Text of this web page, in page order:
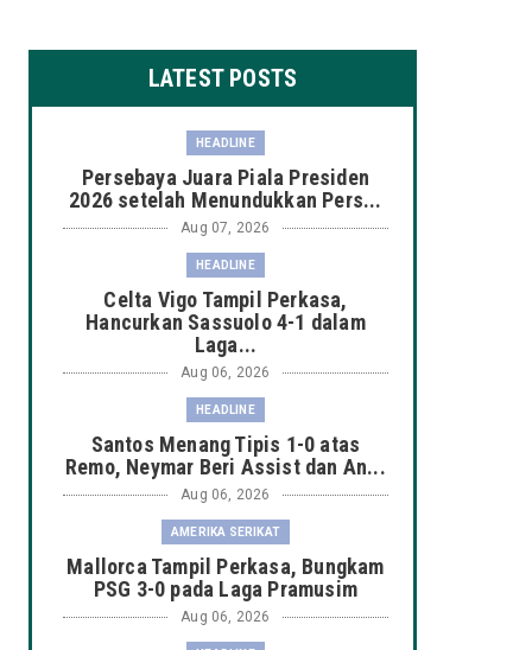
LATEST POSTS
HEADLINE
Persebaya Juara Piala Presiden
2026 setelah Menundukkan Pers...
Aug 07, 2026
HEADLINE
Celta Vigo Tampil Perkasa,
Hancurkan Sassuolo 4-1 dalam
Laga...
Aug 06, 2026
HEADLINE
Santos Menang Tipis 1-0 atas
Remo, Neymar Beri Assist dan An...
Aug 06, 2026
AMERIKA SERIKAT
Mallorca Tampil Perkasa, Bungkam
PSG 3-0 pada Laga Pramusim
Aug 06, 2026